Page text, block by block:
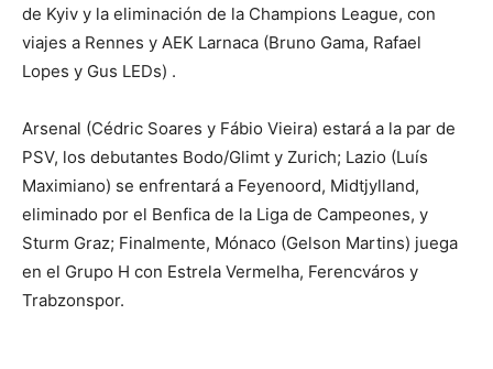
de Kyiv y la eliminación de la Champions League, con
viajes a Rennes y AEK Larnaca (Bruno Gama, Rafael
Lopes y Gus LEDs) .
Arsenal (Cédric Soares y Fábio Vieira) estará a la par de
PSV, los debutantes Bodo/Glimt y Zurich; Lazio (Luís
Maximiano) se enfrentará a Feyenoord, Midtjylland,
eliminado por el Benfica de la Liga de Campeones, y
Sturm Graz; Finalmente, Mónaco (Gelson Martins) juega
en el Grupo H con Estrela Vermelha, Ferencváros y
Trabzonspor.